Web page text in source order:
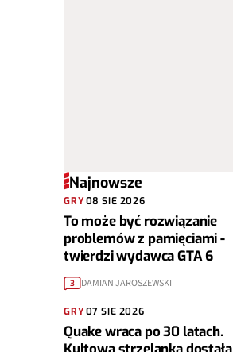
Najnowsze
GRY08 SIE 2026
To może być rozwiązanie
problemów z pamięciami -
twierdzi wydawca GTA 6
3 DAMIAN JAROSZEWSKI
GRY07 SIE 2026
Quake wraca po 30 latach.